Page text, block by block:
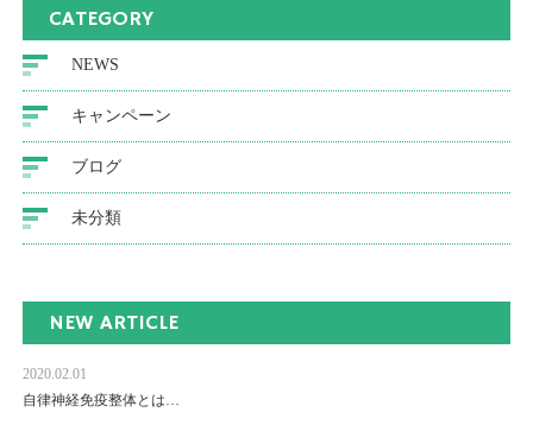
CATEGORY
NEWS
キャンペーン
ブログ
未分類
NEW ARTICLE
2020.02.01
自律神経免疫整体とは…